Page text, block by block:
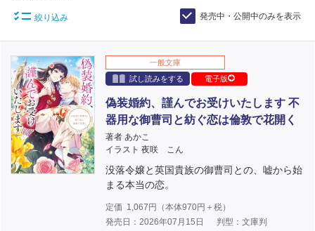
絞り込み 発売中・公開中のみを表示
一般文庫
試し読みをする
電子版
偽装婚約、謹んでお受けいたします 不
器用な御曹司と紡ぐ恋は倫敦で花開く
著者 あかこ
イラスト 夜咲 こん
没落令嬢と英国貴族の御曹司との、嘘から始
まる本当の恋。
定価 1,067 円（本体970円＋税）
発売日：2026年07月15日
判型：文庫判